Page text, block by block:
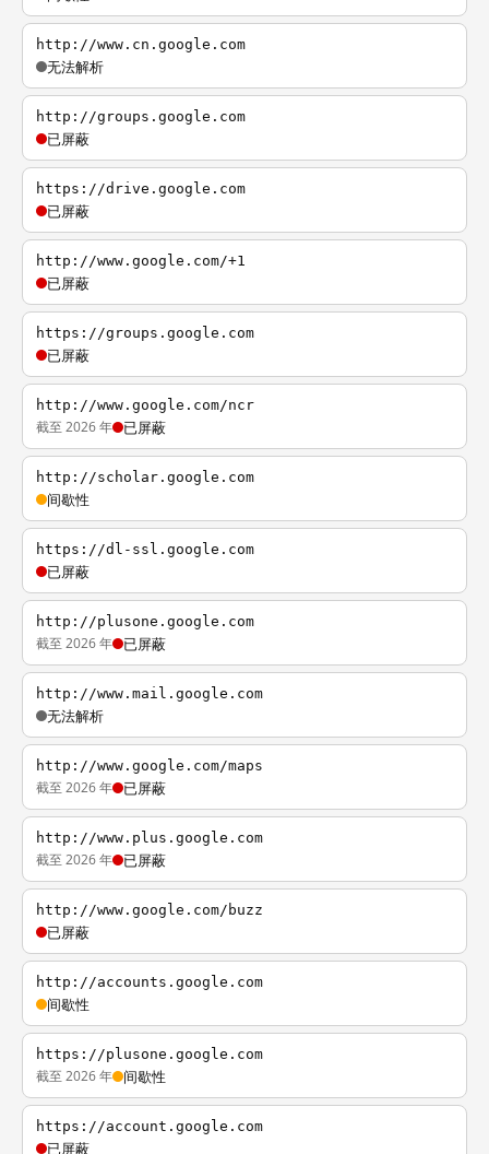
http://www.cn.google.com
无法解析
http://groups.google.com
已屏蔽
https://drive.google.com
已屏蔽
http://www.google.com/+1
已屏蔽
https://groups.google.com
已屏蔽
http://www.google.com/ncr
截至 2026 年 已屏蔽
http://scholar.google.com
间歇性
https://dl-ssl.google.com
已屏蔽
http://plusone.google.com
截至 2026 年 已屏蔽
http://www.mail.google.com
无法解析
http://www.google.com/maps
截至 2026 年 已屏蔽
http://www.plus.google.com
截至 2026 年 已屏蔽
http://www.google.com/buzz
已屏蔽
http://accounts.google.com
间歇性
https://plusone.google.com
截至 2026 年 间歇性
https://account.google.com
已屏蔽